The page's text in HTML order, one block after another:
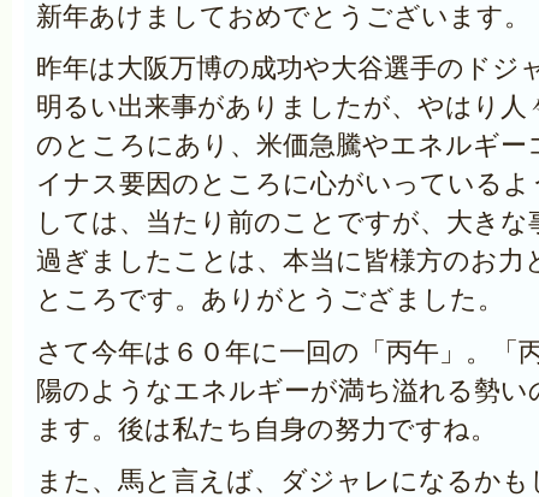
新年あけましておめでとうございます。
昨年は大阪万博の成功や大谷選手のドジ
明るい出来事がありましたが、やはり人
のところにあり、米価急騰やエネルギー
イナス要因のところに心がいっている
しては、当たり前のことですが、大きな
過ぎましたことは、本当に皆様方のお力
ところです。ありがとうござました。
さて今年は６０年に一回の「丙午」。「
陽のようなエネルギーが満ち溢れる勢
ます。後は私たち自身の努力ですね。
また、馬と言えば、ダジャレになるか